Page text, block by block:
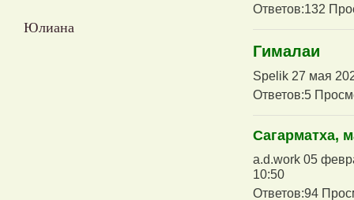
Юлиана
Ответов:132
Гималаи
Spelik 27 мая
Ответов:5
Сагарматха,
a.d.work 05
10:50
Ответов:94